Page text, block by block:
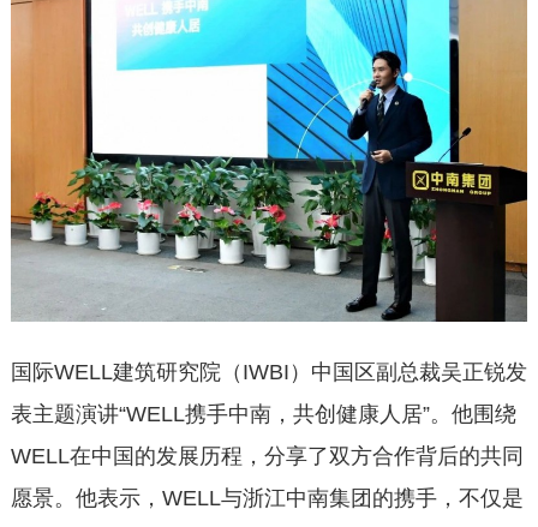
国际WELL建筑研究院（IWBI）中国区副总裁吴正锐发
表主题演讲“WELL携手中南，共创健康人居”。他围绕
WELL在中国的发展历程，分享了双方合作背后的共同
愿景。他表示，WELL与浙江中南集团的携手，不仅是